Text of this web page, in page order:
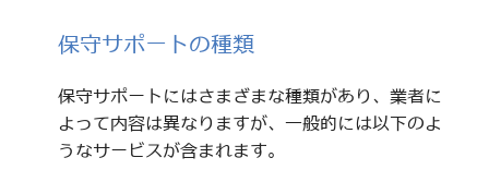
保守サポートの種類
保守サポートにはさまざまな種類があり、業者に
よって内容は異なりますが、一般的には以下のよ
うなサービスが含まれます。